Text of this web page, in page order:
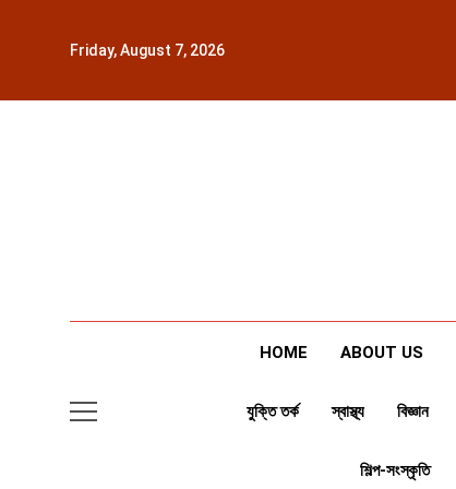
Friday, August 7, 2026
HOME ABOUT US
যুক্তি তর্ক স্বাস্থ্য বিজ্ঞান
শিল্প-সংস্কৃতি